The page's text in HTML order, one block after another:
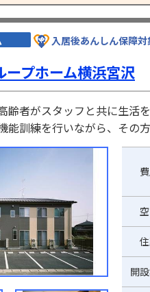
入居後あんしん保障対
ープホーム横浜宮沢
齢者がスタッフと共に生活
能訓練を行いながら、その
開